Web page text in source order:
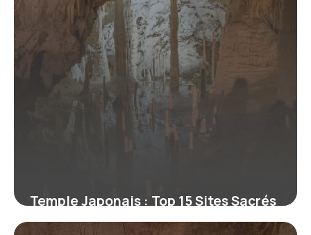
Temple Japonais : Top 15 Sites Sacrés
2026